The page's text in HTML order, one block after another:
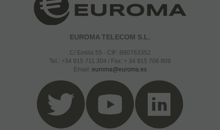
EUROMA TELECOM S.L.
C/ Emilia 55 · CIF: B80763352
Tel.: +34 915 711 304 / Fax: + 34 915 706 809
Email: euroma@euroma.es